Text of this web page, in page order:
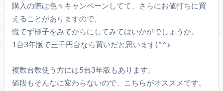
購入の際は色々キャンペーンしてて、さらにお値打ちに買
えることがありますので、
慌てず様子をみてからにしてみてはいかがでしょうか。
1台3年版で三千円台なら買いだと思います(^^♪
複数台数使う方には5台3年版もあります。
値段もそんなに変わらないので、こちらがオススメです。